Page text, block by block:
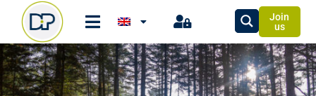
Join
us